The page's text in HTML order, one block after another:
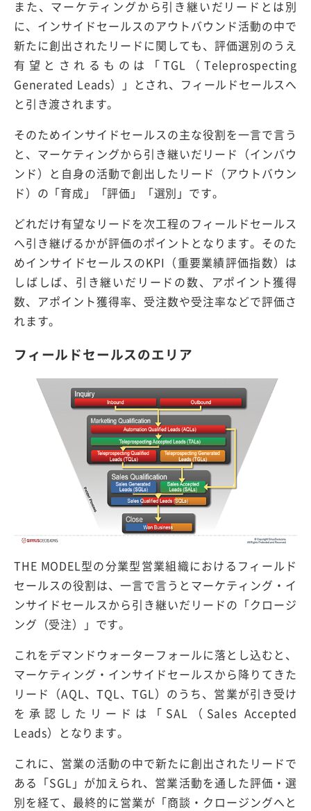
また、マーケティングから引き継いだリードとは別
に、インサイドセールスのアウトバウンド活動の中で
新たに創出されたリードに関しても、評価選別のうえ
有望とされるものは「TGL（Teleprospecting
Generated Leads）」とされ、フィールドセールスへ
と引き渡されます。
そのためインサイドセールスの主な役割を一言で言う
と、マーケティングから引き継いだリード（インバウ
ンド）と自身の活動で創出したリード（アウトバウン
ド）の「育成」「評価」「選別」です。
どれだけ有望なリードを次工程のフィールドセールス
へ引き継げるかが評価のポイントとなります。そのた
めインサイドセールスのKPI（重要業績評価指数）は
しばしば、引き継いだリードの数、アポイント獲得
数、アポイント獲得率、受注数や受注率などで評価さ
れます。
フィールドセールスのエリア
THE MODEL型の分業型営業組織におけるフィールド
セールスの役割は、一言で言うとマーケティング・イ
ンサイドセールスから引き継いだリードの「クロージ
ング（受注）」です。
これをデマンドウォーターフォールに落とし込むと、
マーケティング・インサイドセールスから降りてきた
リード（AQL、TQL、TGL）のうち、営業が引き受け
を承認したリードは「SAL（Sales Accepted
Leads）となります。
これに、営業の活動の中で新たに創出されたリードで
ある「SGL」が加えられ、営業活動を通した評価・選
別を経て、最終的に営業が「商談・クロージングへと